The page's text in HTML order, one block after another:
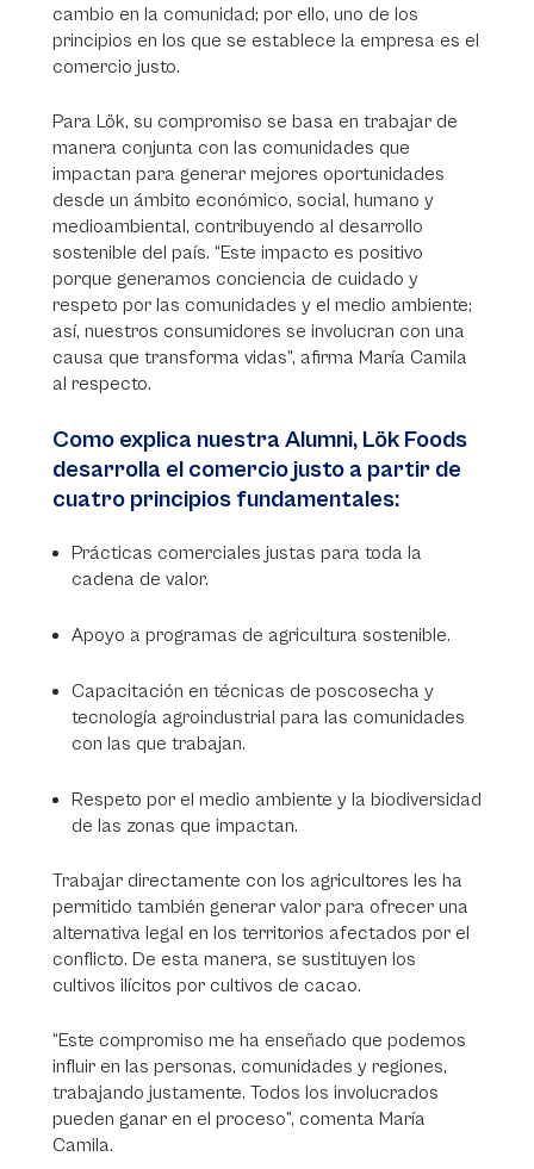
cambio en la comunidad; por ello, uno de los
principios en los que se establece la empresa es el
comercio justo.
Para Lök, su compromiso se basa en trabajar de
manera conjunta con las comunidades que
impactan para generar mejores oportunidades
desde un ámbito económico, social, humano y
medioambiental, contribuyendo al desarrollo
sostenible del país. “Este impacto es positivo
porque generamos conciencia de cuidado y
respeto por las comunidades y el medio ambiente;
así, nuestros consumidores se involucran con una
causa que transforma vidas”, afirma María Camila
al respecto.
Como explica nuestra Alumni, Lök Foods
desarrolla el comercio justo a partir de
cuatro principios fundamentales:
Prácticas comerciales justas para toda la
cadena de valor.
Apoyo a programas de agricultura sostenible.
Capacitación en técnicas de poscosecha y
tecnología agroindustrial para las comunidades
con las que trabajan.
Respeto por el medio ambiente y la biodiversidad
de las zonas que impactan.
Trabajar directamente con los agricultores les ha
permitido también generar valor para ofrecer una
alternativa legal en los territorios afectados por el
conflicto. De esta manera, se sustituyen los
cultivos ilícitos por cultivos de cacao.
“Este compromiso me ha enseñado que podemos
influir en las personas, comunidades y regiones,
trabajando justamente. Todos los involucrados
pueden ganar en el proceso”, comenta María
Camila.